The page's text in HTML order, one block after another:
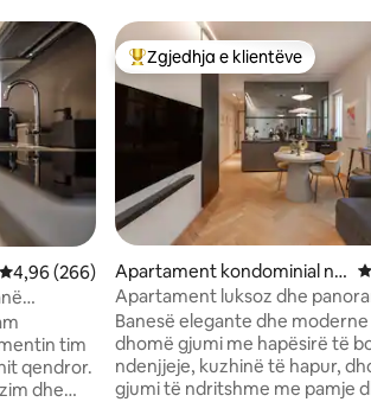
Vlerësimi mesatar 4,96 nga 5, 266 vlerësime
4,96 (266)
tim
qendror.
dhe
Më të mirat e zgjedhjeve të
Zgjedhja e klientëve
Apartament kondominial në
Centrale
Apartament luksoz dhe
zemër të Milanos
Banesë elegante dhe
dhomë gjumi me hapësirë të
ndenjjeje, kuzhinë të hapur,
gjumi të ndritshme me pamje